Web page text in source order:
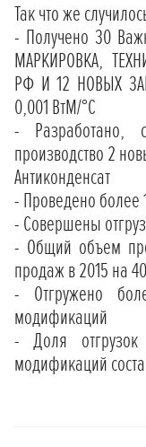
Так что же
- Получено 30
МАРКИРОВКА,
РФ И 12 НОВЫХ
0,001 ВтМ/°С
- Разработано,
производство 2
Антиконденсат
- Проведено более
- Совершены
- Общий объем
продаж в 2015 на
- Отгружено
модификаций
- Доля
модификаций